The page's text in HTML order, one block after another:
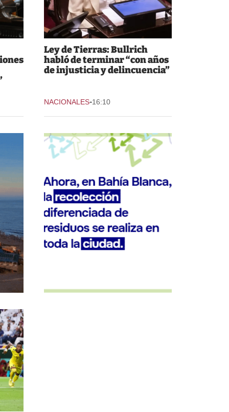
Ley de Tierras: Bullrich
habló de terminar “con años
de injusticia y delincuencia”
NACIONALES-16:10